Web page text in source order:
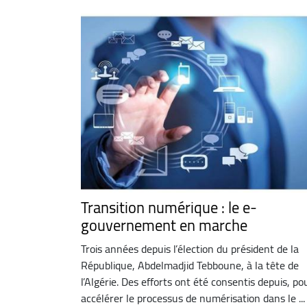
Transition numérique : le e-
gouvernement en marche
Trois années depuis l’élection du président de la
République, Abdelmadjid Tebboune, à la tête de
l’Algérie. Des efforts ont été consentis depuis,
accélérer le processus de numérisation dans le ...